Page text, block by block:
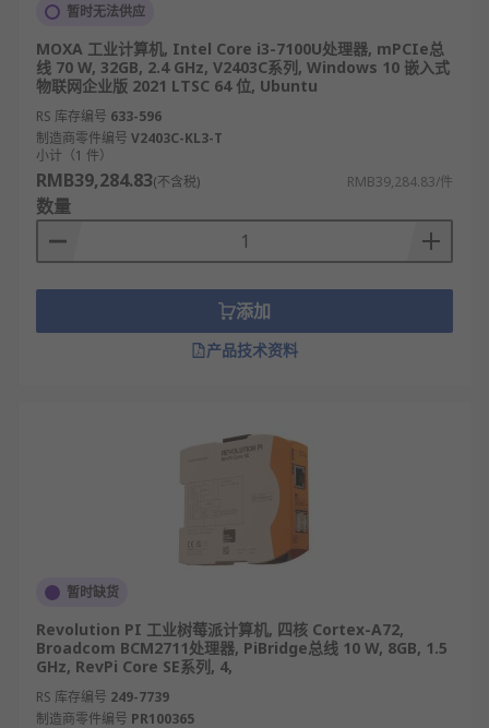
暂时无法供应
MOXA 工业计算机, Intel Core i3-7100U处理器, mPCIe总
线 70 W, 32GB, 2.4 GHz, V2403C系列, Windows 10 嵌入式
物联网企业版 2021 LTSC 64 位, Ubuntu
RS 库存编号 633-596
制造商零件编号 V2403C-KL3-T
小计（1 件）
RMB39,284.83(不含税) RMB39,284.83/件
数量
添加
产品技术资料
暂时缺货
Revolution PI 工业树莓派计算机, 四核 Cortex-A72,
Broadcom BCM2711处理器, PiBridge总线 10 W, 8GB, 1.5
GHz, RevPi Core SE系列, 4,
RS 库存编号 249-7739
制造商零件编号 PR100365